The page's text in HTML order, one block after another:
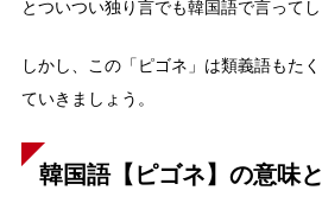
とついつい独り言でも韓国語で言って
しかし、この「ピゴネ」は類義語もた
ていきましょう。
韓国語【ピゴネ】の意味